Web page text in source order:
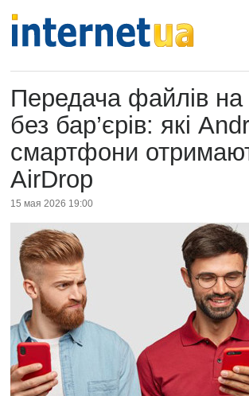
Передача файлів
без бар’єрів: які
смартфони
AirDrop
15 мая 2026 19:00